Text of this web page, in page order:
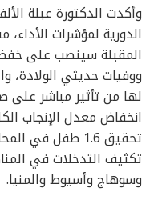
وأكدت الدكتورة عبلة
الدورية لمؤشرات
المقبلة سينصب على
ووفيات حديثي الولادة،
لها من تأثير مباشر
تحقيق 1.6 طفل
تكثيف التدخلات في
وسوهاج وأسيوط والمنيا.